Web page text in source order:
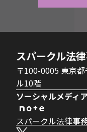
スパークル法
〒100-0005 東京
ル10階
ソーシャルメディ
スパークル法律事